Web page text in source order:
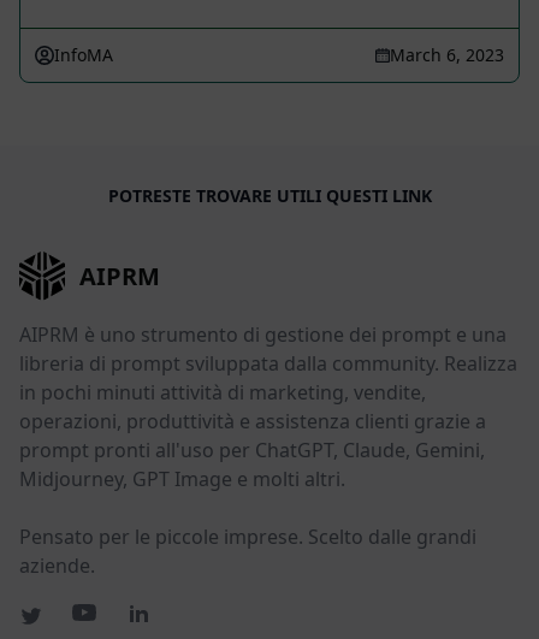
InfoMA March 6, 2023
POTRESTE TROVARE UTILI QUESTI LINK
AIPRM
AIPRM è uno strumento di gestione dei prompt e una
libreria di prompt sviluppata dalla community. Realizza
in pochi minuti attività di marketing, vendite,
operazioni, produttività e assistenza clienti grazie a
prompt pronti all'uso per ChatGPT, Claude, Gemini,
Midjourney, GPT Image e molti altri.
Pensato per le piccole imprese. Scelto dalle grandi
aziende.